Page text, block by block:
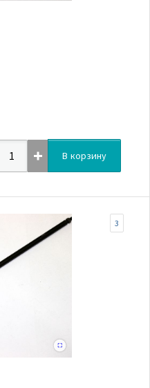
В корзину
3